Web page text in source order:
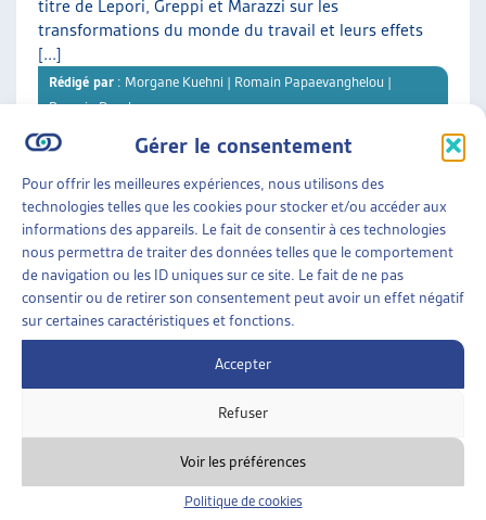
Gérer le consentement
Pour offrir les meilleures expériences, nous utilisons des
technologies telles que les cookies pour stocker et/ou accéder aux
informations des appareils. Le fait de consentir à ces technologies
nous permettra de traiter des données telles que le comportement
de navigation ou les ID uniques sur ce site. Le fait de ne pas
consentir ou de retirer son consentement peut avoir un effet négatif
sur certaines caractéristiques et fonctions.
Accepter
Refuser
Voir les préférences
Politique de cookies
titre de Lepori, Greppi et Marazzi sur les
transformations du monde du travail et leurs effets
[...]
Rédigé par : Morgane Kuehni | Romain Papaevanghelou |
Romain Descloux
Téléchargement :Dossier du mois complet
DOSSIER DU MOIS• DÉCEMBRE 2025
LE LOGEMENT DE TRANSITION : UNE « CHAMBRE
À SOI » DANS LES INTERSTICES
résidentielle un refuge et une opportunité de
différents logements de [...]
Dossier du mois complet